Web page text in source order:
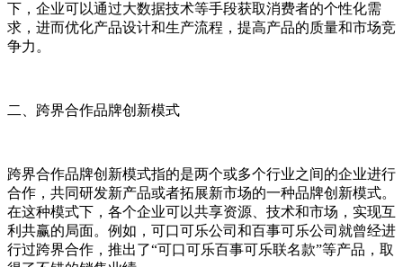
下，企业可以通过大数据技术等手段获取消费者的个性化需
求，进而优化产品设计和生产流程，提高产品的质量和市场竞
争力。
二、跨界合作品牌创新模式
跨界合作品牌创新模式指的是两个或多个行业之间的企业进行
合作，共同研发新产品或者拓展新市场的一种品牌创新模式。
在这种模式下，各个企业可以共享资源、技术和市场，实现互
利共赢的局面。例如，可口可乐公司和百事可乐公司就曾经进
行过跨界合作，推出了“可口可乐百事可乐联名款”等产品，取